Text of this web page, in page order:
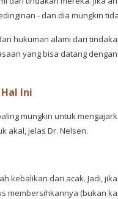
- dan dia mungkin
hukuman alami dari
yang bisa datang
Ini
mungkin untuk
akal, jelas Dr. Nelsen.
kebalikan dari acak. Jadi,
membersihkannya (bukan